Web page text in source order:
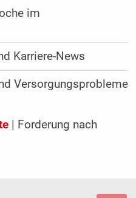
im
Karriere-News
Versorgungsprobleme
| Forderung nach